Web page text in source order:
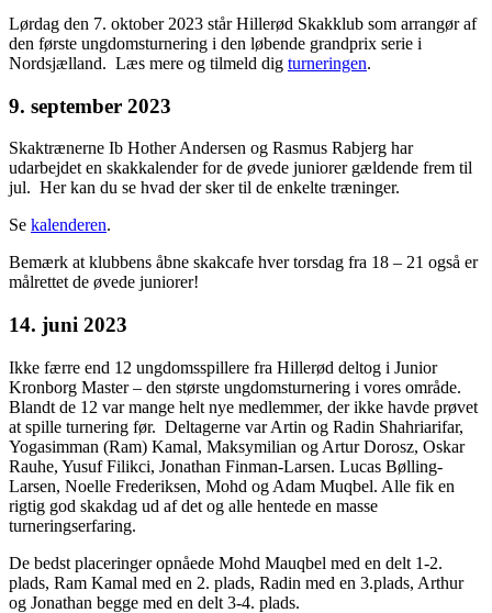
Lørdag den 7. oktober 2023 står Hillerød Skakklub som arrangør af
den første ungdomsturnering i den løbende grandprix serie i
Nordsjælland. Læs mere og tilmeld dig turneringen.
9. september 2023
Skaktrænerne Ib Hother Andersen og Rasmus Rabjerg har
udarbejdet en skakkalender for de øvede juniorer gældende frem til
jul. Her kan du se hvad der sker til de enkelte træninger.
Se kalenderen.
Bemærk at klubbens åbne skakcafe hver torsdag fra 18 – 21 også er
målrettet de øvede juniorer!
14. juni 2023
Ikke færre end 12 ungdomsspillere fra Hillerød deltog i Junior
Kronborg Master – den største ungdomsturnering i vores område.
Blandt de 12 var mange helt nye medlemmer, der ikke havde prøvet
at spille turnering før. Deltagerne var Artin og Radin Shahriarifar,
Yogasimman (Ram) Kamal, Maksymilian og Artur Dorosz, Oskar
Rauhe, Yusuf Filikci, Jonathan Finman-Larsen. Lucas Bølling-
Larsen, Noelle Frederiksen, Mohd og Adam Muqbel. Alle fik en
rigtig god skakdag ud af det og alle hentede en masse
turneringserfaring.
De bedst placeringer opnåede Mohd Mauqbel med en delt 1-2.
plads, Ram Kamal med en 2. plads, Radin med en 3.plads, Arthur
og Jonathan begge med en delt 3-4. plads.